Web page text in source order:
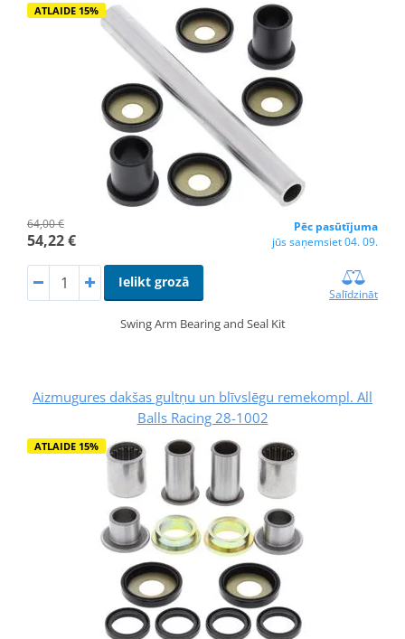
ATLAIDE 15%
64,00 €
54,22 €
Pēc pasūtījuma
jūs saņemsiet 04. 09.
Ielikt grozā
Salīdzināt
Swing Arm Bearing and Seal Kit
Aizmugures dakšas gultņu un blīvslēgu remekompl. All
Balls Racing 28-1002
ATLAIDE 15%